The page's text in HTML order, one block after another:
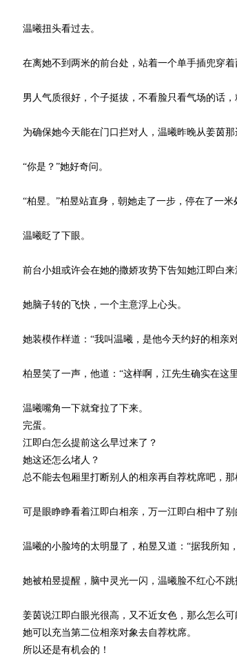
温曦扭头看过去。
在离她不到两米的前台处，站着一个单手插兜穿着
男人气质很好，个子挺拔，不看脸只看气场的话，
为确保她今天能在门口拦对人，温曦昨晚从姜茵那
“你是？”她好奇问。
“柏昱。”柏昱站直身，朝她走了一步，停在了一米
温曦眨了下眼。
前台小姐或许会在她的撒娇攻势下告知她江即白来
她脑子转的飞快，一个主意浮上心头。
她装模作样道：“我叫温曦，是他今天约好的相亲
柏昱笑了一声，他道：“这样啊，江先生确实在这
温曦嘴角一下就耷拉了下来。
完蛋。
江即白怎么提前这么早过来了？
她这还怎么堵人？
总不能去包厢里打断别人的相亲再自荐枕席吧，那
可是眼睁睁看着江即白相亲，万一江即白相中了别
温曦的小脸垮的太明显了，柏昱又道：“据我所知
她被柏昱提醒，脑中灵光一闪，温曦脸不红心不
姜茵说江即白眼光很高，又不近女色，那么怎么可
她可以充当第二位相亲对象去自荐枕席。
所以还是有机会的！